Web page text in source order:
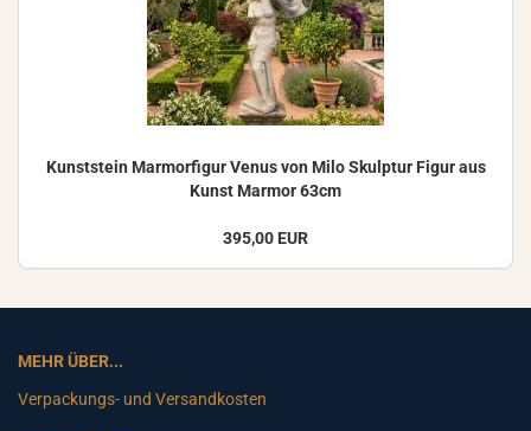
Kunst­stein Mar­mor­fi­gur Venus von Milo Skulp­tur Figur aus
Kunst Mar­mor 63cm
395,00 EUR
MEHR ÜBER...
Verpackungs- und Versandkosten